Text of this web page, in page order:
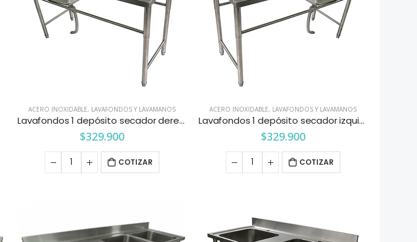
ACERO INOXIDABLE, LAVAFONDOS Y LAVAMANOS
Lavafondos 1 depósito secador derecho 1.4×0.66 mts. Maigas
$329.900
COTIZAR
ACERO INOXIDABLE, LAVAFONDOS Y LAVAMANOS
Lavafondos 1 depósito secador izquierdo 1.4×0.66 mts. Maigas
$329.900
COTIZAR